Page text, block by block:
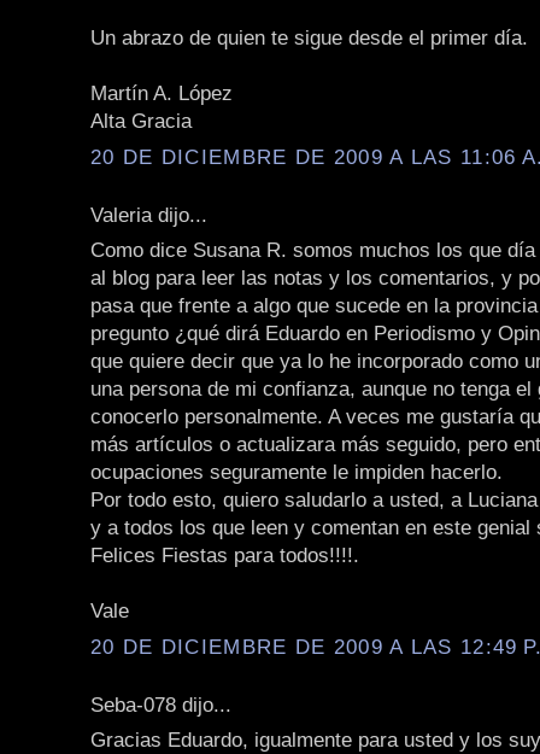
Un abrazo de quien te sigue desde el primer día.
Martín A. López
Alta Gracia
20 DE DICIEMBRE DE 2009 A LAS 11:06
Valeria dijo...
Como dice Susana R. somos muchos los que
al blog para leer las notas y los comentarios, y
pasa que frente a algo que sucede en la
pregunto ¿qué dirá Eduardo en Periodismo y
que quiere decir que ya lo he incorporado como
una persona de mi confianza, aunque no tenga el
conocerlo personalmente. A veces me gustaría
más artículos o actualizara más seguido, pero
ocupaciones seguramente le impiden hacerlo.
Por todo esto, quiero saludarlo a usted, a
y a todos los que leen y comentan en este genial
Felices Fiestas para todos!!!!.
Vale
20 DE DICIEMBRE DE 2009 A LAS 12:49
Seba-078 dijo...
Gracias Eduardo, igualmente para usted y los